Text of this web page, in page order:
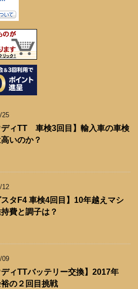
25
ディTT 車検3回目】輸入車の車検
いのか？
12
スタF4 車検4回目】10年越えマシ
費と調子は？
09
ディTTバッテリー交換】2017年
の２回目挑戦